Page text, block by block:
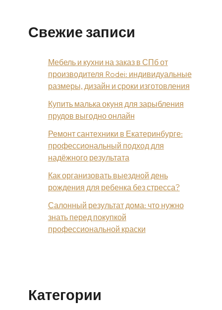
Свежие записи
Мебель и кухни на заказ в СПб от
производителя Rodei: индивидуальные
размеры, дизайн и сроки изготовления
Купить малька окуня для зарыбления
прудов выгодно онлайн
Ремонт сантехники в Екатеринбурге:
профессиональный подход для
надёжного результата
Как организовать выездной день
рождения для ребенка без стресса?
Салонный результат дома: что нужно
знать перед покупкой
профессиональной краски
Категории